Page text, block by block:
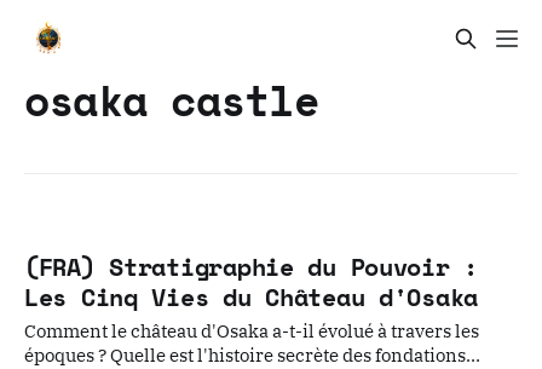
osaka castle
(FRA) Stratigraphie du Pouvoir :
Les Cinq Vies du Château d'Osaka
Comment le château d'Osaka a-t-il évolué à travers les
époques ? Quelle est l'histoire secrète des fondations